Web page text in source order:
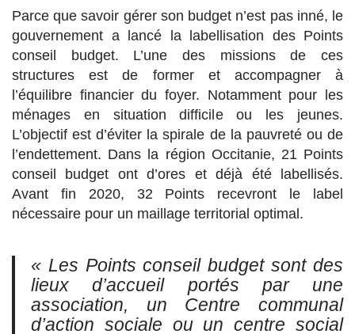
Parce que savoir gérer son budget n’est pas inné, le
gouvernement a lancé la labellisation des Points
conseil budget. L’une des missions de ces
structures est de former et accompagner à
l’équilibre financier du foyer. Notamment pour les
ménages en situation difficile ou les jeunes.
L’objectif est d’éviter la spirale de la pauvreté ou de
l’endettement. Dans la région Occitanie, 21 Points
conseil budget ont d’ores et déjà été labellisés.
Avant fin 2020, 32 Points recevront le label
nécessaire pour un maillage territorial optimal.
« Les Points conseil budget sont des
lieux d’accueil portés par une
association, un Centre communal
d’action sociale ou un centre social